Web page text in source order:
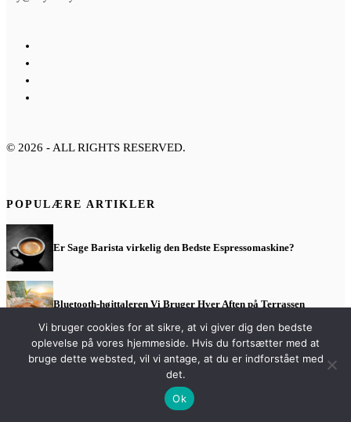
© 2026 - ALL RIGHTS RESERVED.
POPULÆRE ARTIKLER
Er Sage Barista virkelig den Bedste Espressomaskine?
Bluetooth-højttaleren Vi Bruger Hver Aften på Terrassen
Vi Smadrede Familien og Kaldte det Fremskridt
Vi bruger cookies for at sikre, at vi giver dig den bedste
oplevelse på vores hjemmeside. Hvis du fortsætter med at
bruge dette websted, vil vi antage, at du er indforstået med
det.
Ok